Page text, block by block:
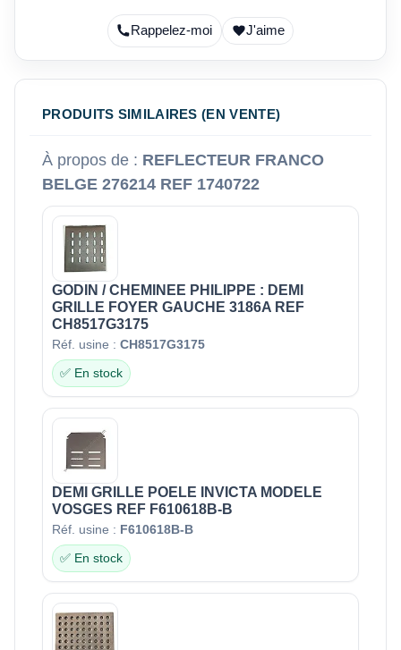
Rappelez-moi J'aime
PRODUITS SIMILAIRES (EN VENTE)
À propos de : REFLECTEUR FRANCO
BELGE 276214 REF 1740722
GODIN / CHEMINEE PHILIPPE : DEMI
GRILLE FOYER GAUCHE 3186A REF
CH8517G3175
Réf. usine : CH8517G3175
✅ En stock
DEMI GRILLE POELE INVICTA MODELE
VOSGES REF F610618B-B
Réf. usine : F610618B-B
✅ En stock